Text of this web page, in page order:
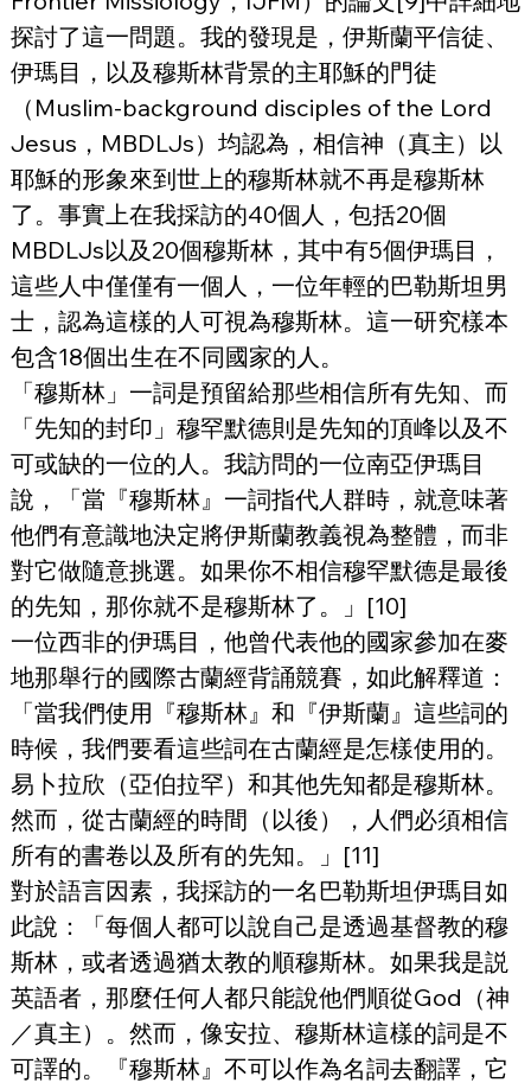
探討了這一問題。我的發現是，伊斯蘭平信徒、
伊瑪目，以及穆斯林背景的主耶穌的門徒
（Muslim-background disciples of the Lord
Jesus，MBDLJs）均認為，相信神（真主）以
耶穌的形象來到世上的穆斯林就不再是穆斯林
了。事實上在我採訪的40個人，包括20個
MBDLJs以及20個穆斯林，其中有5個伊瑪目，
這些人中僅僅有一個人，一位年輕的巴勒斯坦男
士，認為這樣的人可視為穆斯林。這一研究樣本
包含18個出生在不同國家的人。
「穆斯林」一詞是預留給那些相信所有先知、而
「先知的封印」穆罕默德則是先知的頂峰以及不
可或缺的一位的人。我訪問的一位南亞伊瑪目
說，「當『穆斯林』一詞指代人群時，就意味著
他們有意識地決定將伊斯蘭教義視為整體，而非
對它做隨意挑選。如果你不相信穆罕默德是最後
的先知，那你就不是穆斯林了。」[10]
一位西非的伊瑪目，他曾代表他的國家參加在麥
地那舉行的國際古蘭經背誦競賽，如此解釋道：
「當我們使用『穆斯林』和『伊斯蘭』這些詞的
時候，我們要看這些詞在古蘭經是怎樣使用的。
易卜拉欣（亞伯拉罕）和其他先知都是穆斯林。
然而，從古蘭經的時間（以後），人們必須相信
所有的書卷以及所有的先知。」[11]
對於語言因素，我採訪的一名巴勒斯坦伊瑪目如
此說：「每個人都可以說自己是透過基督教的穆
斯林，或者透過猶太教的順穆斯林。如果我是説
英語者，那麼任何人都只能說他們順從God（神
／真主）。然而，像安拉、穆斯林這樣的詞是不
可譯的。『穆斯林』不可以作為名詞去翻譯，它